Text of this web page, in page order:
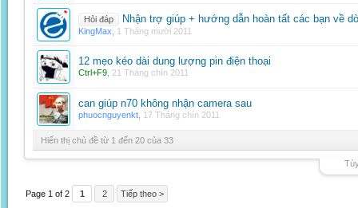
Hỏi đáp Nhận trợ giúp + hướng dẫn hoàn tất các bạn về
KingMax 1 Tháng mười 2011
12 mẹo kéo dài dung lượng pin điện thoại
Ctrl+F9 21 Tháng chín 2011
can giúp n70 không nhận camera sau
phuocnguyenkt 17 Tháng chín 2011
Hiển thị chủ đề từ 1 đến 20 của 33
Page 1 of 2 1 2 Tiếp theo >